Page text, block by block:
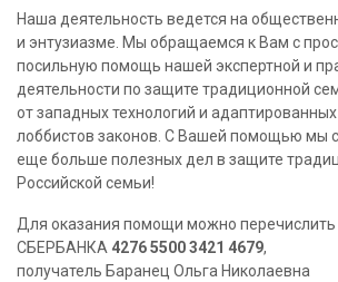
Наша деятельность ведется на
и энтузиазме. Мы обращаемся к Вам с
посильную помощь нашей экспертной и
деятельности по защите традиционной
от западных технологий и
лоббистов законов. С Вашей помощью мы
еще больше полезных дел в защите
Российской семьи!
Для оказания помощи можно перечислить
СБЕРБАНКА 4276 5500 3421 4679,
получатель Баранец Ольга Николаевна